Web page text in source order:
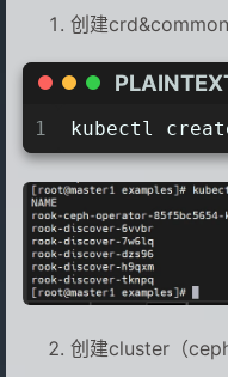
创建
1 kubectl
创建cluster（ceph